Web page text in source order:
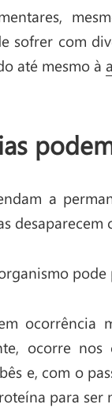
sofrer com
até mesmo à
a
ocorrência
ocorre
e, com o
para ser